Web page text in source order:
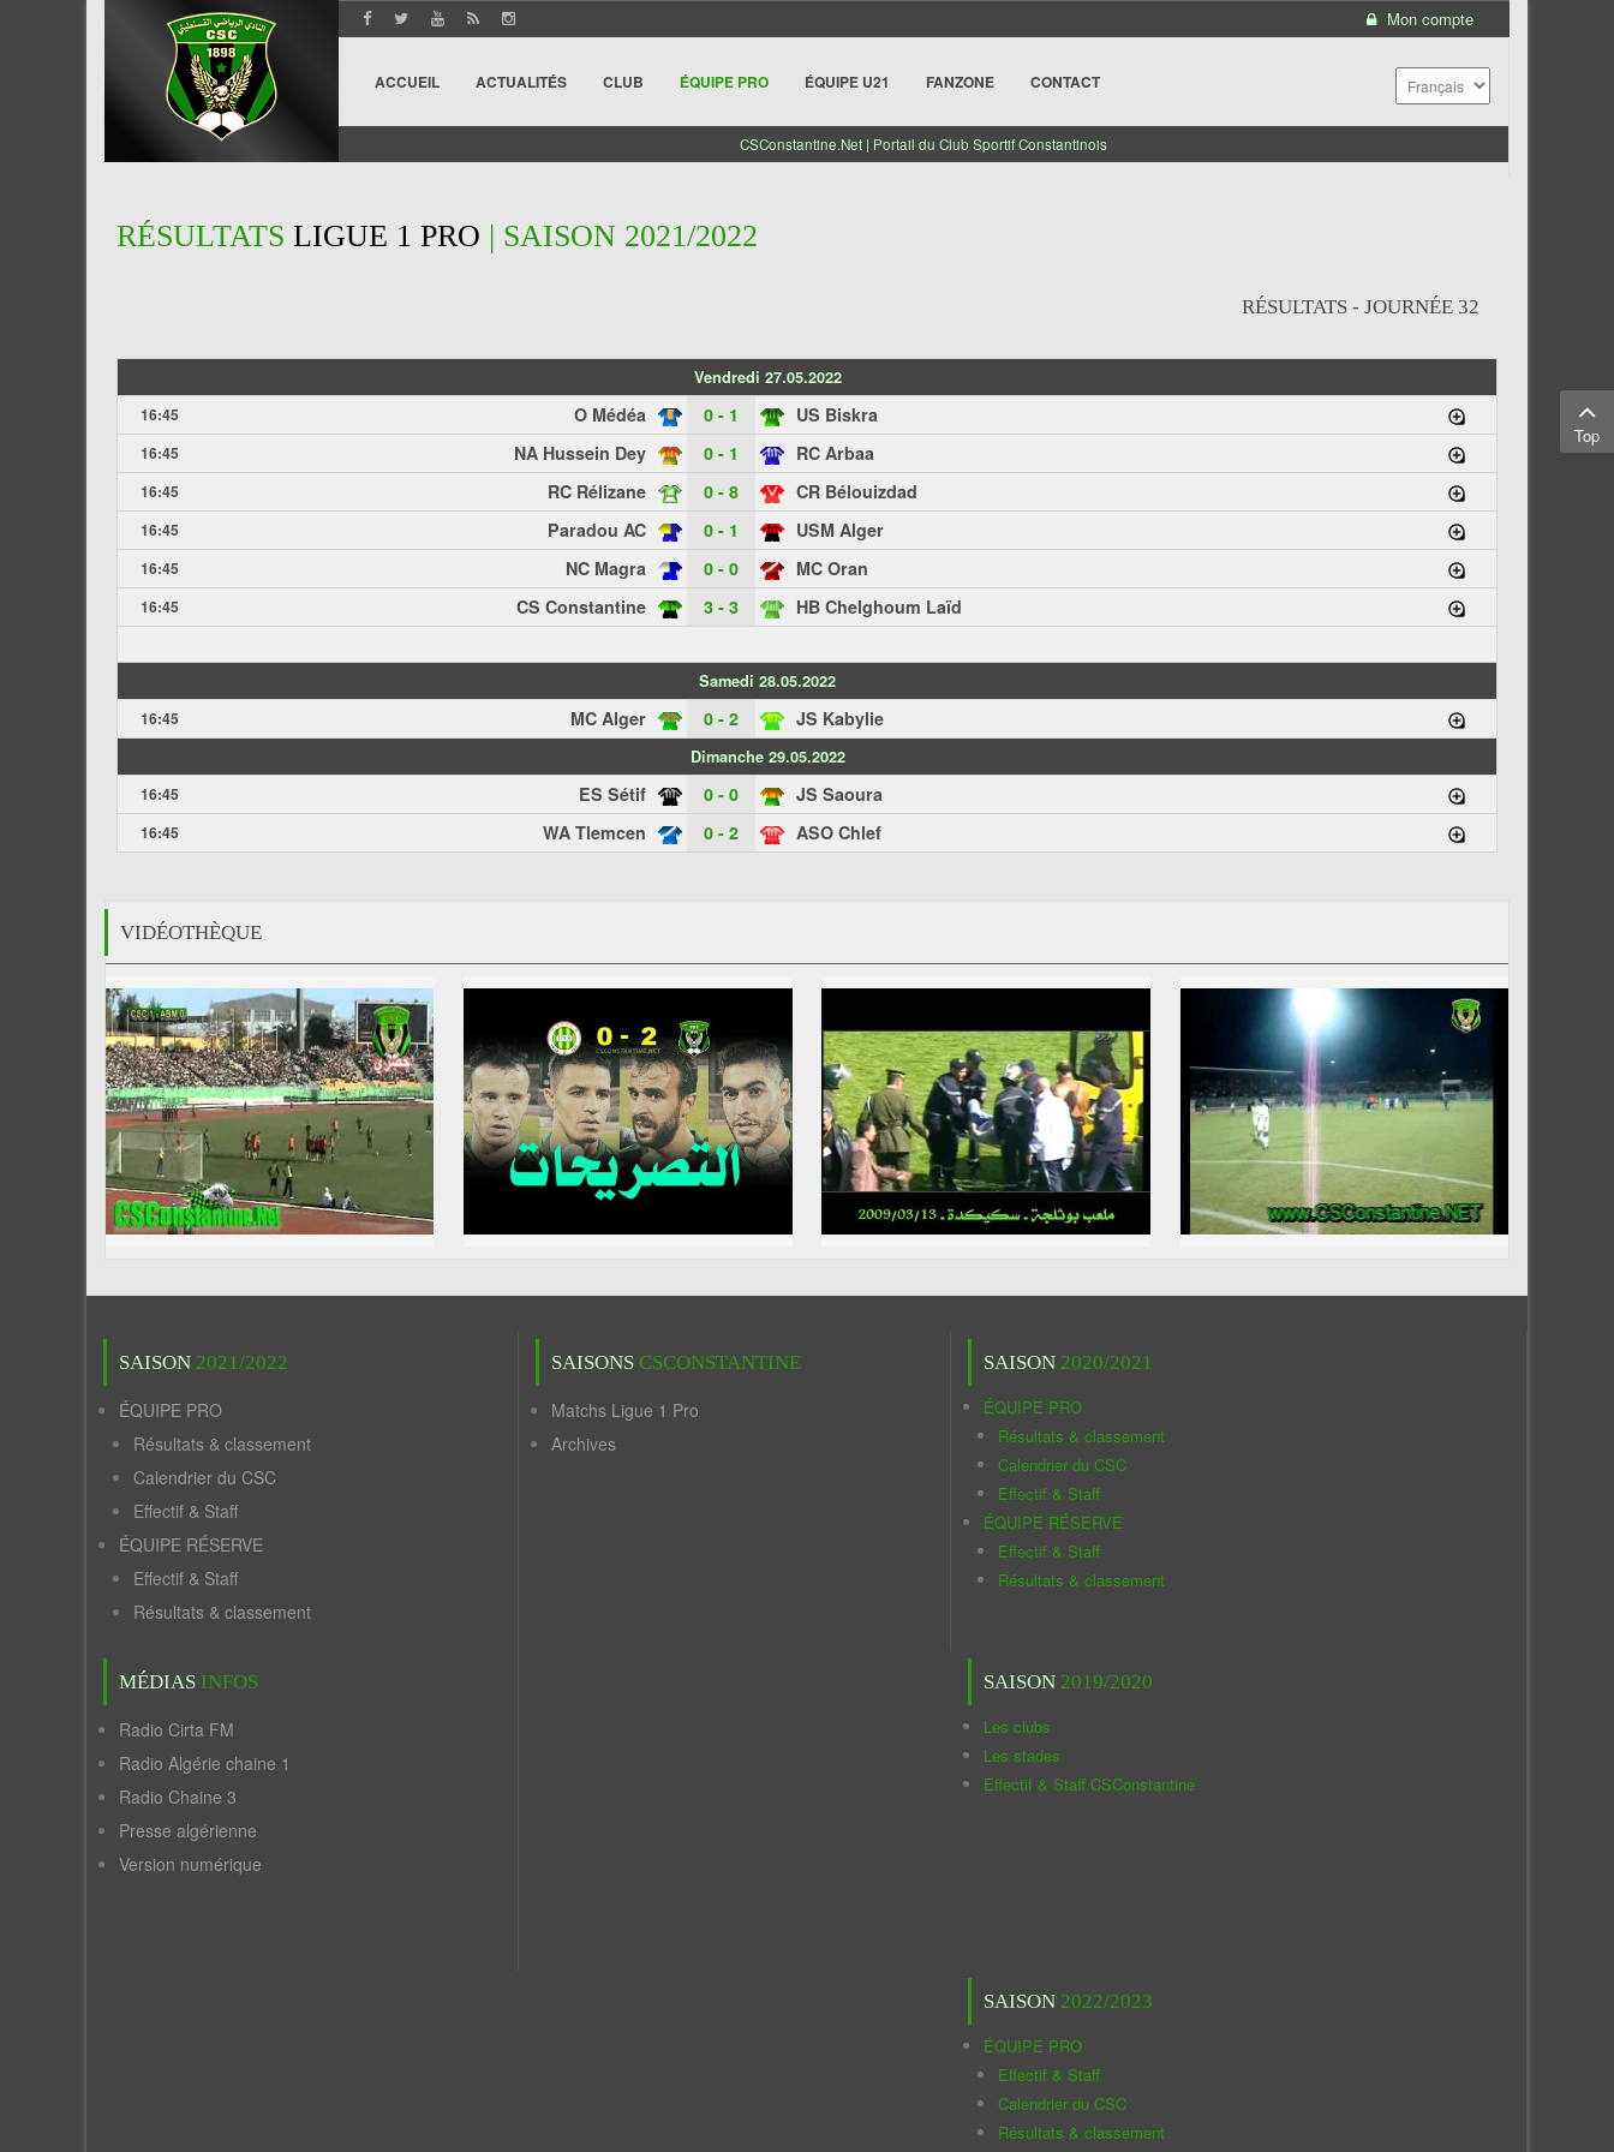
Mon compte
ACCUEIL ACTUALITÉS CLUB ÉQUIPE PRO ÉQUIPE U21 FANZONE CONTACT
CSConstantine.Net | Portail du Club Sportif Constantinois
RÉSULTATS LIGUE 1 PRO | SAISON 2021/2022
RÉSULTATS - JOURNÉE 32
Vendredi 27.05.2022
16:45
O Médéa 0 - 1 US Biskra
16:45 NA Hussein Dey 0 - 1 RC Arbaa
16:45 RC Rélizane 0 - 8 CR Bélouizdad
16:45 Paradou AC 0 - 1 USM Alger
16:45 NC Magra 0 - 0 MC Oran
16:45 CS Constantine 3 - 3 HB Chelghoum Laïd
Samedi 28.05.2022
16:45
MC Alger 0 - 2 JS Kabylie
Dimanche 29.05.2022
16:45
ES Sétif 0 - 0 JS Saoura
16:45 WA Tlemcen 0 - 2 ASO Chlef
VIDÉOTHÈQUE
SAISON 2021/2022
ÉQUIPE PRO
Résultats & classement
Calendrier du CSC
Effectif & Staff
ÉQUIPE RÉSERVE
Effectif & Staff
Résultats & classement
MÉDIAS INFOS
Radio Cirta FM
Radio Algérie chaine 1
Radio Chaine 3
Presse algérienne
Version numérique
SAISONS CSCONSTANTINE
Matchs Ligue 1 Pro
Archives
SAISON 2020/2021
ÉQUIPE PRO
Résultats & classement
Calendrier du CSC
Effectif & Staff
ÉQUIPE RÉSERVE
Effectif & Staff
Résultats & classement
SAISON 2019/2020
Les clubs
Les stades
Effectif & Staff CSConstantine
SAISON 2022/2023
ÉQUIPE PRO
Effectif & Staff
Calendrier du CSC
Résultats & classement
Top